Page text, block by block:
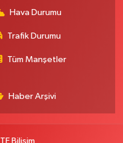
Hava Durumu
Trafik Durumu
Tüm Manşetler
Haber Arşivi
TE Bilişim